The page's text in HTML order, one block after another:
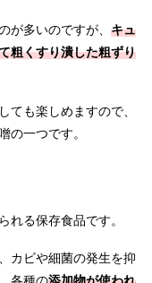
が多いのですが、 キュ
粗くすり潰した粗ずり
ても楽しめますので、
の一つです。
れる保存食品です。
カビや細菌の発生を抑